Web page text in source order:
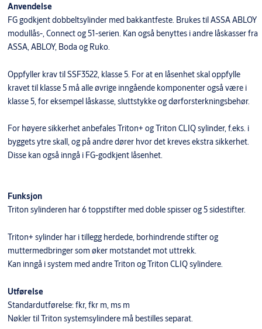
Anvendelse
FG godkjent dobbeltsylinder med bakkantfeste. Brukes til ASSA ABLOY
modullås-, Connect og 51-serien. Kan også benyttes i andre låskasser fra
ASSA, ABLOY, Boda og Ruko.
Oppfyller krav til SSF3522, klasse 5. For at en låsenhet skal oppfylle
kravet til klasse 5 må alle øvrige inngående komponenter også være i
klasse 5, for eksempel låskasse, sluttstykke og dørforsterkningsbehør.
For høyere sikkerhet anbefales Triton+ og Triton CLIQ sylinder, f.eks. i
byggets ytre skall, og på andre dører hvor det kreves ekstra sikkerhet.
Disse kan også inngå i FG-godkjent låsenhet.
Funksjon
Triton sylinderen har 6 toppstifter med doble spisser og 5 sidestifter.
Triton+ sylinder har i tillegg herdede, borhindrende stifter og
muttermedbringer som øker motstandet mot uttrekk.
Kan inngå i system med andre Triton og Triton CLIQ sylindere.
Utførelse
Standardutførelse: fkr, fkr m, ms m
Nøkler til Triton systemsylindere må bestilles separat.